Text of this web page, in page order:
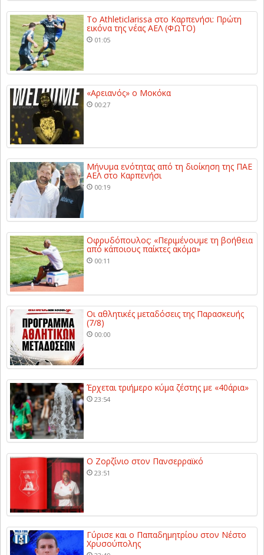
Το Athleticlarissa στο Καρπενήσι: Πρώτη
εικόνα της νέας ΑΕΛ (ΦΩΤΟ)
01:05
«Αρειανός» ο Μοκόκα
00:27
Μήνυμα ενότητας από τη διοίκηση της ΠΑΕ
ΑΕΛ στο Καρπενήσι
00:19
Οφρυδόπουλος: «Περιμένουμε τη βοήθεια
από κάποιους παίκτες ακόμα»
00:11
Οι αθλητικές μεταδόσεις της Παρασκευής
(7/8)
00:00
Έρχεται τριήμερο κύμα ζέστης με «40άρια»
23:54
Ο Ζορζίνιο στον Πανσερραϊκό
23:51
Γύρισε και ο Παπαδημητρίου στον Νέστο
Χρυσούπολης